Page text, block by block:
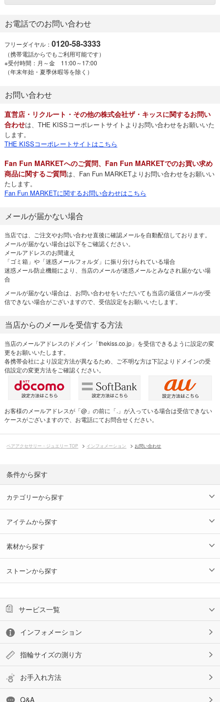
お電話でのお問い合わせ
フリーダイヤル： 0120-58-3333
（携帯電話からでもご利用可能です）
※受付時間：月～金 11:00～17:00
（年末年始・夏季休暇等を除く）
お問い合わせ
直営店・リクルート・その他の株式会社ザ・キッスに関するお問い
合わせは、THE KISSコーポレートサイトよりお問い合わせをお願いいた
します。
THE KISSコーポレートサイトはこちら
Fan Fun MARKETへのご質問、Fan Fun MARKETでのお買い求め
商品に関するご質問は、Fan Fun MARKETよりお問い合わせをお願いい
たします。
Fan Fun MARKETに関するお問い合わせはこちら
メールが届かない場合
当店では、ご注文やお問い合わせ直後に確認メールを自動配信しております。
メールが届かない場合は以下をご確認ください。
メールアドレスのお間違え
「ゴミ箱」や「迷惑メールフォルダ」に振り分けられている場合
迷惑メール防止機能により、当店のメールが迷惑メールとみなされ届かない場
合
メールが届かない場合は、お問い合わせをいただいても当店の返信メールが受
信できない場合がございますので、受信設定をお願いいたします。
当店からのメールを受信する方法
当店のメールアドレスのドメイン「thekiss.co.jp」を受信できるように設定の変
更をお願いいたします。
各携帯会社により設定方法が異なるため、ご不明な方は下記よりドメインの受
信設定の変更方法をご確認ください。
お客様のメールアドレスが「@」の前に「.」が入っている場合は受信できない
ケースがございますので、お電話にてお問合せください。
ペアアクセサリー・ジュエリー TOP インフォメーション お問い合わせ
条件から探す
カテゴリーから探す
アイテムから探す
素材から探す
ストーンから探す
サービス一覧
インフォメーション
指輪サイズの測り方
お手入れ方法
Q&A